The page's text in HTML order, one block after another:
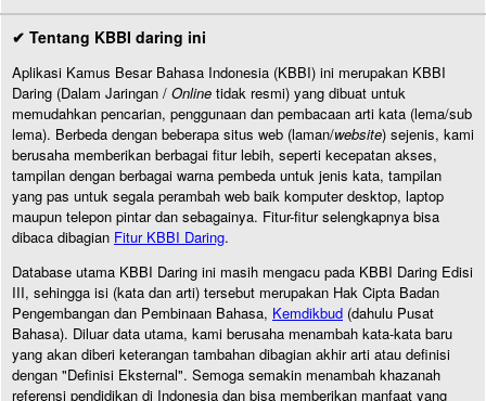
✔ Tentang KBBI daring ini
Aplikasi Kamus Besar Bahasa Indonesia (KBBI) ini merupakan KBBI
Daring (Dalam Jaringan / Online tidak resmi) yang dibuat untuk
memudahkan pencarian, penggunaan dan pembacaan arti kata (lema/sub
lema). Berbeda dengan beberapa situs web (laman/website) sejenis, kami
berusaha memberikan berbagai fitur lebih, seperti kecepatan akses,
tampilan dengan berbagai warna pembeda untuk jenis kata, tampilan
yang pas untuk segala perambah web baik komputer desktop, laptop
maupun telepon pintar dan sebagainya. Fitur-fitur selengkapnya bisa
dibaca dibagian Fitur KBBI Daring.
Database utama KBBI Daring ini masih mengacu pada KBBI Daring Edisi
III, sehingga isi (kata dan arti) tersebut merupakan Hak Cipta Badan
Pengembangan dan Pembinaan Bahasa, Kemdikbud (dahulu Pusat
Bahasa). Diluar data utama, kami berusaha menambah kata-kata baru
yang akan diberi keterangan tambahan dibagian akhir arti atau definisi
dengan "Definisi Eksternal". Semoga semakin menambah khazanah
referensi pendidikan di Indonesia dan bisa memberikan manfaat yang